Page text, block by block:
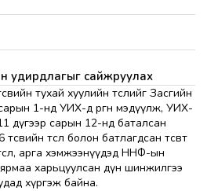
удирдлагыг сайжруулах
тухай хуулийн төслийг Засгийн
1-нд УИХ-д өргөн мэдүүлж, УИХ-
дүгээр сарын 12-нд баталсан
төсөл болон батлагдсан төсөвт
арга хэмжээнүүдэд ННФ-ын
харьцуулсан дүн шинжилгээ
хүргэж байна.